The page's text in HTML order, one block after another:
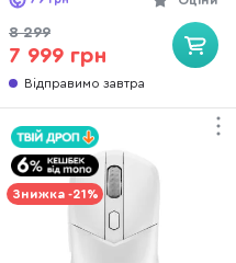
8 299
7 999 грн
Відправимо завтра
Знижка -21%